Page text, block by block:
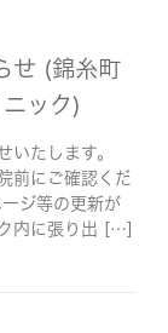
せ (錦糸町
ック)
いたします。
前にご確認くだ
ジ等の更新が
内に張り出 […]